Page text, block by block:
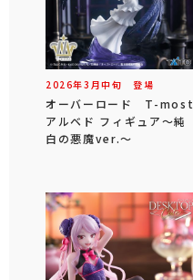
2026年3 月中旬 登場
オーバーロード T-most
アルベド フィギュア～純
白の悪魔ver.～